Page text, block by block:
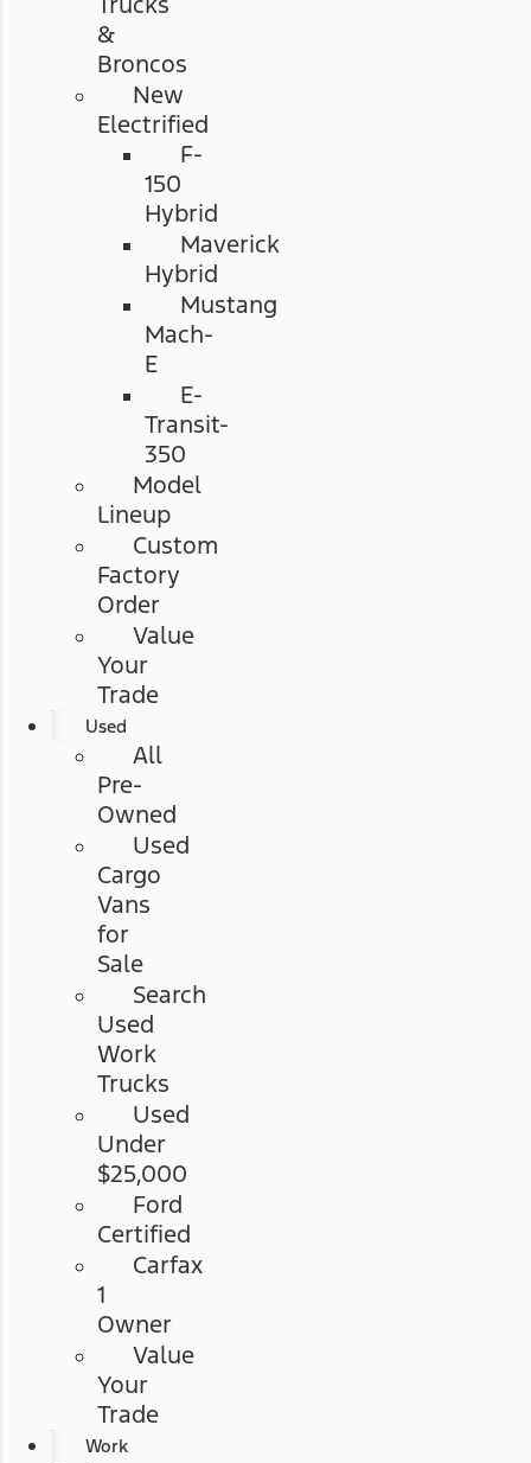
&
Broncos
New
Electrified
F-
150
Hybrid
Maverick
Hybrid
Mustang
Mach-
E
E-
Transit-
350
Model
Lineup
Custom
Factory
Order
Value
Your
Trade
Used
All
Pre-
Owned
Used
Cargo
Vans
for
Sale
Search
Used
Work
Trucks
Used
Under
$25,000
Ford
Certified
Carfax
1
Owner
Value
Your
Trade
Work